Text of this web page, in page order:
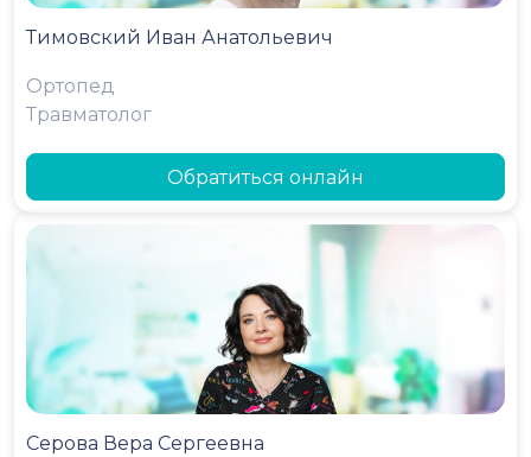
Тимовский Иван Анатольевич
Ортопед
Травматолог
Обратиться онлайн
Серова Вера Сергеевна